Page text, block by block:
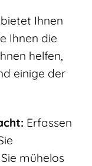
Ihnen
Ihnen die
helfen,
einige der
Erfassen
mühelos